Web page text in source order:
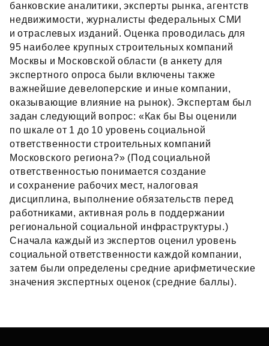
банковские аналитики, эксперты рынка, агентств
недвижимости, журналисты федеральных СМИ
и отраслевых изданий. Оценка проводилась для
95 наиболее крупных строительных компаний
Москвы и Московской области (в анкету для
экспертного опроса были включены также
важнейшие девелоперские и иные компании,
оказывающие влияние на рынок). Экспертам был
задан следующий вопрос: «Как бы Вы оценили
по шкале от 1 до 10 уровень социальной
ответственности строительных компаний
Московского региона?» (Под социальной
ответственностью понимается создание
и сохранение рабочих мест, налоговая
дисциплина, выполнение обязательств перед
работниками, активная роль в поддержании
региональной социальной инфраструктуры.)
Сначала каждый из экспертов оценил уровень
социальной ответственности каждой компании,
затем были определены средние арифметические
значения экспертных оценок (средние баллы).